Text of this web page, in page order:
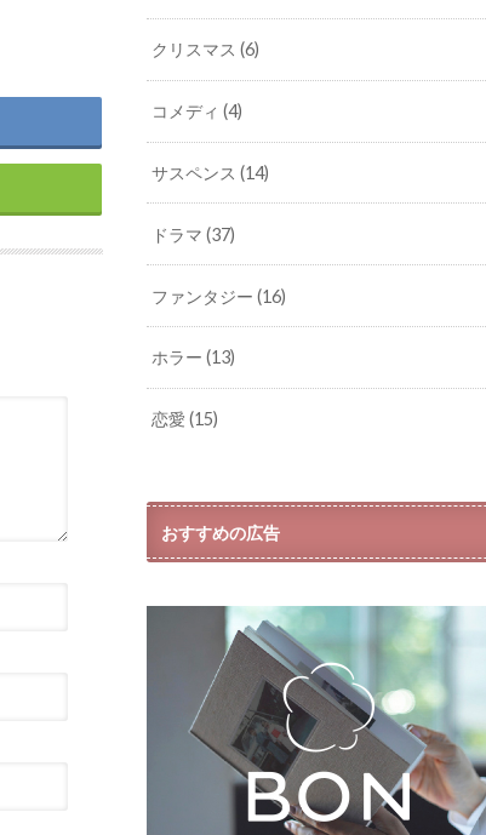
クリスマス(6)
コメディ(4)
サスペンス(14)
ドラマ(37)
ファンタジー(16)
ホラー(13)
恋愛(15)
おすすめの広告